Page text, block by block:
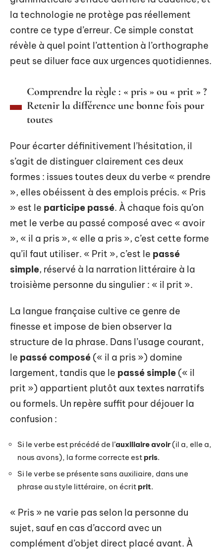
la technologie ne protège pas réellement
contre ce type d’erreur. Ce simple constat
révèle à quel point l’attention à l’orthographe
peut se diluer face aux urgences quotidiennes.
Comprendre la règle : « pris » ou « prit » ?
Retenir la différence une bonne fois pour
toutes
Pour écarter définitivement l’hésitation, il
s’agit de distinguer clairement ces deux
formes : issues toutes deux du verbe « prendre
», elles obéissent à des emplois précis. « Pris
» est le participe passé. À chaque fois qu’on
met le verbe au passé composé avec « avoir
», « il a pris », « elle a pris », c’est cette forme
qu’il faut utiliser. « Prit », c’est le passé
simple, réservé à la narration littéraire à la
troisième personne du singulier : « il prit ».
La langue française cultive ce genre de
finesse et impose de bien observer la
structure de la phrase. Dans l’usage courant,
le passé composé (« il a pris ») domine
largement, tandis que le passé simple (« il
prit ») appartient plutôt aux textes narratifs
ou formels. Un repère suffit pour déjouer la
confusion :
Si le verbe est précédé de l’auxiliaire avoir(il a, elle a,
nous avons), la forme correcte est pris.
Si le verbe se présente sans auxiliaire, dans une
phrase au style littéraire, on écrit prit.
« Pris » ne varie pas selon la personne du
sujet, sauf en cas d’accord avec un
complément d’objet direct placé avant. À